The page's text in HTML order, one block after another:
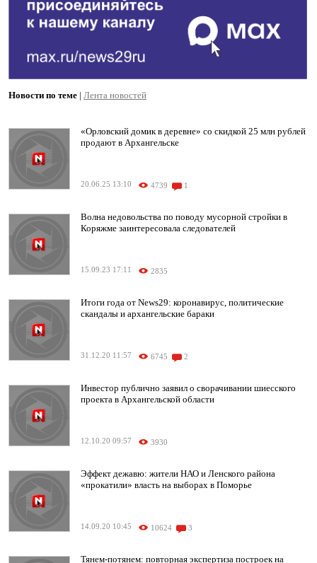
Новости по теме | Лента новостей
«Орловский домик в деревне» со скидкой 25 млн рублей
продают в Архангельске
20.06.25 13:10 4739 1
Волна недовольства по поводу мусорной стройки в
Коряжме заинтересовала следователей
15.09.23 17:11 2835
Итоги года от News29: коронавирус, политические
скандалы и архангельские бараки
31.12.20 11:57 6745 2
Инвестор публично заявил о сворачивании шиесского
проекта в Архангельской области
12.10.20 09:57 3930
Эффект дежавю: жители НАО и Ленского района
«прокатили» власть на выборах в Поморье
14.09.20 10:45 10624 3
Тянем-потянем: повторная экспертиза построек на